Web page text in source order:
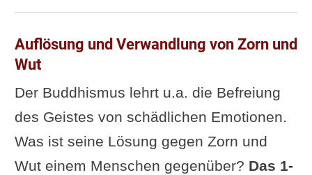
Auflösung und Verwandlung von Zorn und
Wut
Der Buddhismus lehrt u.a. die Befreiung
des Geistes von schädlichen Emotionen.
Was ist seine Lösung gegen Zorn und
Wut einem Menschen gegenüber? Das 1-